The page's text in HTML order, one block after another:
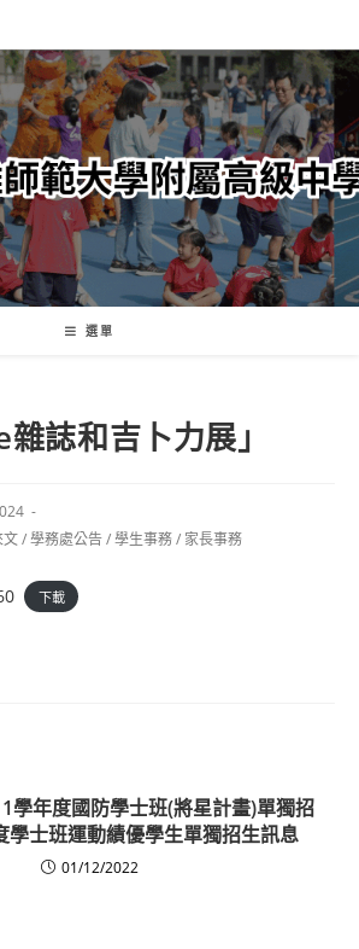
選單
雜誌和吉卜力展」
文/學務處公告/學生事務/ 家長事務
下載
學年度國防學士班(將星計畫)單獨招
學士班運動績優學生單獨招生訊息
01/12/2022